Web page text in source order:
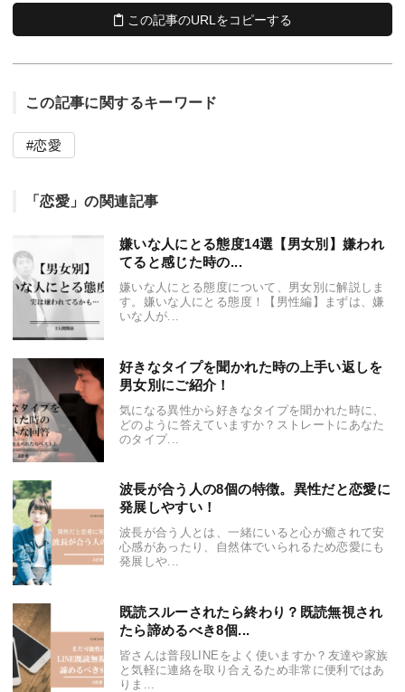
この記事のURLをコピーする
この記事に関するキーワード
恋愛
「恋愛」の関連記事
嫌いな人にとる態度14選【男女別】嫌われ
てると感じた時の...
嫌いな人にとる態度について、男女別に解説しま
す。嫌いな人にとる態度！【男性編】まずは、嫌
いな人が...
好きなタイプを聞かれた時の上手い返しを
男女別にご紹介！
気になる異性から好きなタイプを聞かれた時に、
どのように答えていますか？ストレートにあなた
のタイプ...
波長が合う人の8個の特徴。異性だと恋愛に
発展しやすい！
波長が合う人とは、一緒にいると心が癒されて安
心感があったり、自然体でいられるため恋愛にも
発展しや...
既読スルーされたら終わり？既読無視され
たら諦めるべき8個...
皆さんは普段LINEをよく使いますか？友達や家族
と気軽に連絡を取り合えるため非常に便利ではあ
りま...